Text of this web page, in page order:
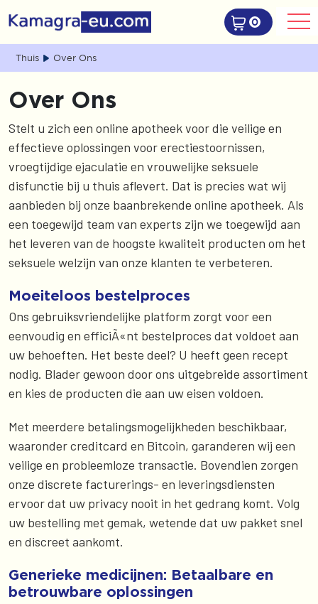
0
Thuis Over Ons
Over Ons
Stelt u zich een online apotheek voor die veilige en
effectieve oplossingen voor erectiestoornissen,
vroegtijdige ejaculatie en vrouwelijke seksuele
disfunctie bij u thuis aflevert. Dat is precies wat wij
aanbieden bij onze baanbrekende online apotheek. Als
een toegewijd team van experts zijn we toegewijd aan
het leveren van de hoogste kwaliteit producten om het
seksuele welzijn van onze klanten te verbeteren.
Moeiteloos bestelproces
Ons gebruiksvriendelijke platform zorgt voor een
eenvoudig en efficiÃ«nt bestelproces dat voldoet aan
uw behoeften. Het beste deel? U heeft geen recept
nodig. Blader gewoon door ons uitgebreide assortiment
en kies de producten die aan uw eisen voldoen.
Met meerdere betalingsmogelijkheden beschikbaar,
waaronder creditcard en Bitcoin, garanderen wij een
veilige en probleemloze transactie. Bovendien zorgen
onze discrete facturerings- en leveringsdiensten
ervoor dat uw privacy nooit in het gedrang komt. Volg
uw bestelling met gemak, wetende dat uw pakket snel
en discreet aankomt.
Generieke medicijnen: Betaalbare en
betrouwbare oplossingen